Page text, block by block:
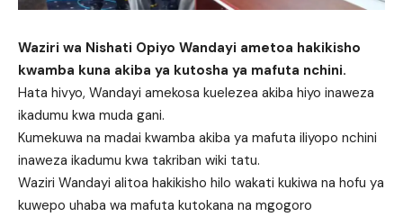
Waziri wa Nishati Opiyo Wandayi ametoa hakikisho
kwamba kuna akiba ya kutosha ya mafuta nchini.
Hata hivyo, Wandayi amekosa kuelezea akiba hiyo inaweza
ikadumu kwa muda gani.
Kumekuwa na madai kwamba akiba ya mafuta iliyopo nchini
inaweza ikadumu kwa takriban wiki tatu.
Waziri Wandayi alitoa hakikisho hilo wakati kukiwa na hofu ya
kuwepo uhaba wa mafuta kutokana na mgogoro